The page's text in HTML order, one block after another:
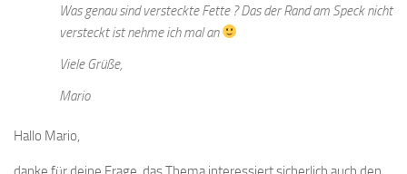
Was genau sind versteckte Fette ? Das der Rand am Speck nicht
versteckt ist nehme ich mal an
Viele Grüße,
Mario
Hallo Mario,